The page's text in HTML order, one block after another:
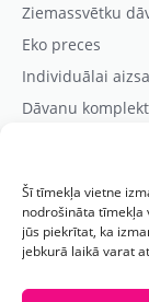
Šī tīmekļa vietne
nodrošināta tīmekļa
jūs piekrītat, ka
jebkurā laikā varat
Ziemassvētku
Eko preces
Individuālai
Dāvanu
Reģ.nr.: